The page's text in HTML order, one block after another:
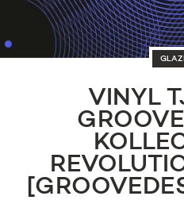
VINYL